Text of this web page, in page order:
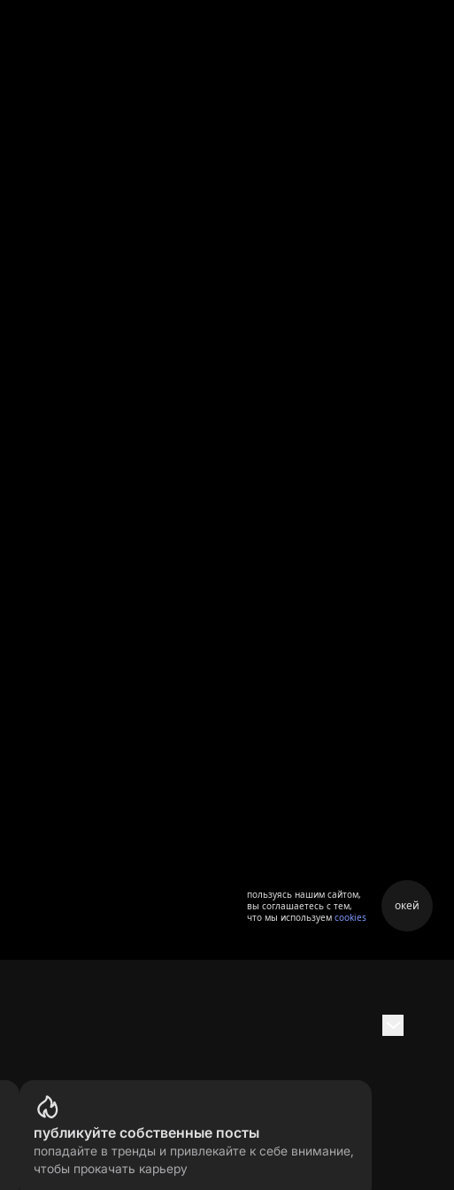
публикуйте собственные посты
попадайте в тренды и привлекайте к себе внимание,
чтобы прокачать карьеру
пользуясь нашим сайтом,
вы соглашаетесь с тем,
что мы используем cookies
окей